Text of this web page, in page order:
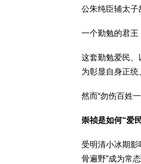
公朱纯臣辅太子
一个勤勉的君王
这套勤勉爱民
为彰显自身正统
然而“勿伤百姓
崇祯是如何“爱
受明清小冰期
骨遍野”成为常